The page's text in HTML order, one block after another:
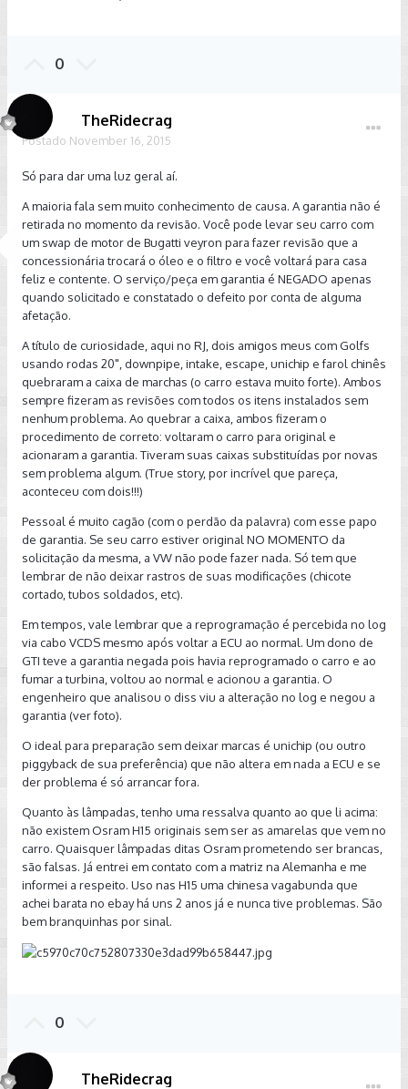
0
TheRidecrag
Postado November 16, 2015
Só para dar uma luz geral aí.
A maioria fala sem muito conhecimento de causa. A garantia não é
retirada no momento da revisão. Você pode levar seu carro com
um swap de motor de Bugatti veyron para fazer revisão que a
concessionária trocará o óleo e o filtro e você voltará para casa
feliz e contente. O serviço/peça em garantia é NEGADO apenas
quando solicitado e constatado o defeito por conta de alguma
afetação.
A título de curiosidade, aqui no RJ, dois amigos meus com Golfs
usando rodas 20", downpipe, intake, escape, unichip e farol chinês
quebraram a caixa de marchas (o carro estava muito forte). Ambos
sempre fizeram as revisões com todos os itens instalados sem
nenhum problema. Ao quebrar a caixa, ambos fizeram o
procedimento de correto: voltaram o carro para original e
acionaram a garantia. Tiveram suas caixas substituídas por novas
sem problema algum. (True story, por incrível que pareça,
aconteceu com dois!!!)
Pessoal é muito cagão (com o perdão da palavra) com esse papo
de garantia. Se seu carro estiver original NO MOMENTO da
solicitação da mesma, a VW não pode fazer nada. Só tem que
lembrar de não deixar rastros de suas modificações (chicote
cortado, tubos soldados, etc).
Em tempos, vale lembrar que a reprogramação é percebida no log
via cabo VCDS mesmo após voltar a ECU ao normal. Um dono de
GTI teve a garantia negada pois havia reprogramado o carro e ao
fumar a turbina, voltou ao normal e acionou a garantia. O
engenheiro que analisou o diss viu a alteração no log e negou a
garantia (ver foto).
O ideal para preparação sem deixar marcas é unichip (ou outro
piggyback de sua preferência) que não altera em nada a ECU e se
der problema é só arrancar fora.
Quanto às lâmpadas, tenho uma ressalva quanto ao que li acima:
não existem Osram H15 originais sem ser as amarelas que vem no
carro. Quaisquer lâmpadas ditas Osram prometendo ser brancas,
são falsas. Já entrei em contato com a matriz na Alemanha e me
informei a respeito. Uso nas H15 uma chinesa vagabunda que
achei barata no ebay há uns 2 anos já e nunca tive problemas. São
bem branquinhas por sinal.
0
TheRidecrag